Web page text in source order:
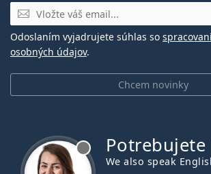
E-mail
Chcem novinky
Odoslaním vyjadrujete súhlas so
osobných údajov.
We also speak